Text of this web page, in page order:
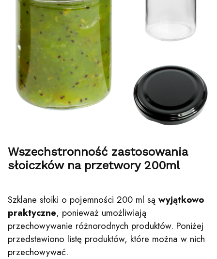
Wszechstronność zastosowania
słoiczków na przetwory 200ml
Szklane słoiki o pojemności 200 ml są wyjątkowo
praktyczne, ponieważ umożliwiają
przechowywanie różnorodnych produktów. Poniżej
przedstawiono listę produktów, które można w nich
przechowywać.